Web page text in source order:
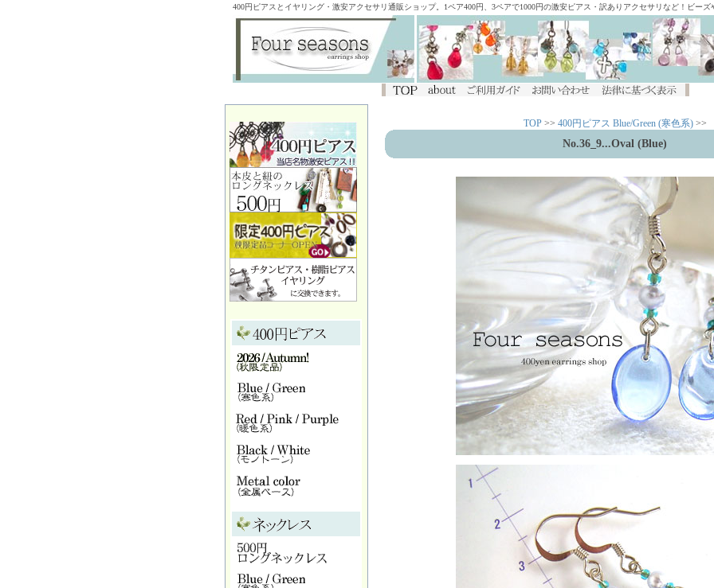
400円ピアスとイヤリング・激安アクセサリ通販ショップ。1ペア400円、3ペアで1000円の激安ピアス・訳ありアクセサリなど！ビー
TOP >> 400円ピアス Blue/Green (寒色系) >>
No.36_9...Oval (Blue)